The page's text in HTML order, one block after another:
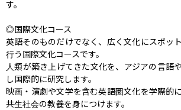
す。
◎国際文化コース
英語そのものだけでなく、広く文化にスポッ
行う国際文化コースです。
人類が築き上げてきた文化を、アジアの言語
し国際的に研究します。
映画・演劇や文学を含む英語圏文化を学際的
共生社会の教養を身につけます。